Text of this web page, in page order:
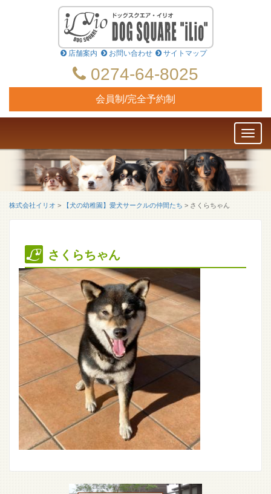
店舗案内 お問い合わせ サイトマップ
0274-64-8025
会員制/完全予約制
株式会社イリオ > 【犬の幼稚園】愛犬サークルの仲間たち > さくらちゃん
さくらちゃん